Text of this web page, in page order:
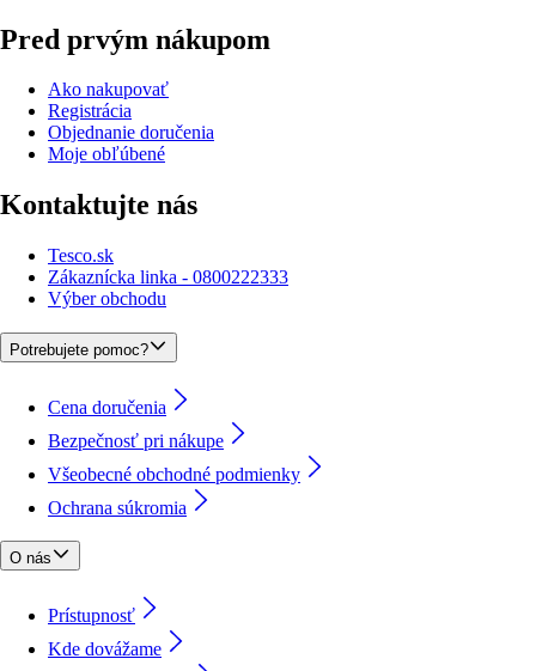
Pred prvým nákupom
Ako nakupovať
Registrácia
Objednanie doručenia
Moje obľúbené
Kontaktujte nás
Tesco.sk
Zákaznícka linka - 0800222333
Výber obchodu
Potrebujete pomoc?
Cena doručenia
Bezpečnosť pri nákupe
Všeobecné obchodné podmienky
Ochrana súkromia
O nás
Prístupnosť
Kde dovážame